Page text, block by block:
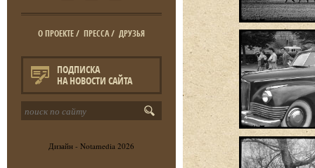
О ПРОЕКТЕ/ ПРЕССА/ ДРУЗЬЯ
ПОДПИСКА
НА НОВОСТИ САЙТА
Дизайн - Notamedia 2026